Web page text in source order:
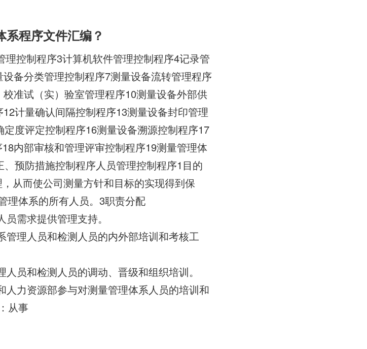
程序文件汇编？
理控制程序3计算机软件管理控制程序4记录管
备分类管理控制程序7测量设备流转管理程序
准试（实）验室管理程序10测量设备外部供
计量确认间隔控制程序13测量设备封印管理
度评定控制程序16测量设备溯源控制程序17
内部审核和管理评审控制程序19测量管理体
预防措施控制程序人员管理控制程序1目的
从而使公司测量方针和目标的实现得到保
理体系的所有人员。3职责分配
需求提供管理支持。
理人员和检测人员的内外部培训和考核工
员和检测人员的调动、晋级和组织培训。
力资源部参与对测量管理体系人员的培训和
从事